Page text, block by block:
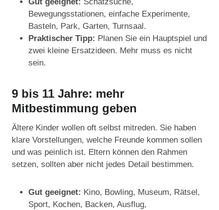
Bewegungsstationen, einfache Experimente,
Basteln, Park, Garten, Turnsaal.
Praktischer Tipp: Planen Sie ein Hauptspiel und
zwei kleine Ersatzideen. Mehr muss es nicht
sein.
9 bis 11 Jahre: mehr
Mitbestimmung geben
Ältere Kinder wollen oft selbst mitreden. Sie haben
klare Vorstellungen, welche Freunde kommen sollen
und was peinlich ist. Eltern können den Rahmen
setzen, sollten aber nicht jedes Detail bestimmen.
Gut geeignet: Kino, Bowling, Museum, Rätsel,
Sport, Kochen, Backen, Ausflug,